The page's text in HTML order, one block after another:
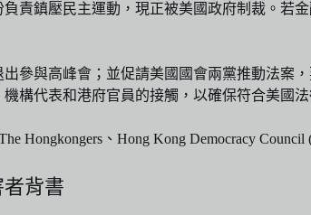
責鎮壓民主運動，現正被美國政府制裁。若
參與高峰會；並促請美國國會兩黨推動法案
構代表和港府官員的接觸，以確保符合美國法
Hongkongers、Hong Kong Democracy
背書